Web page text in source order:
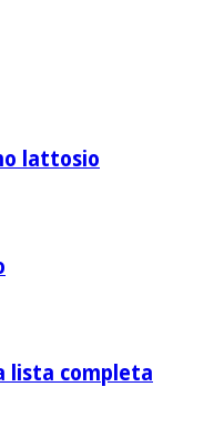
lattosio
lista completa